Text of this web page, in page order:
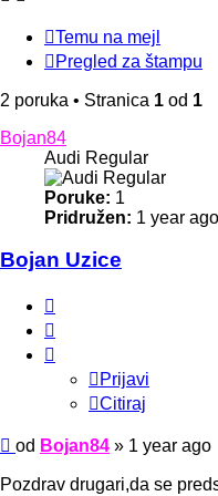
Temu na mejl
Pregled za štampu
2 poruka • Stranica 1 od 1
Bojan84
Audi Regular
Poruke: 1
Pridružen: 1 year ago
Bojan Uzice
Prijavi
Citiraj
Poruka
od Bojan84 » 1 year ago
Pozdrav drugari,da se